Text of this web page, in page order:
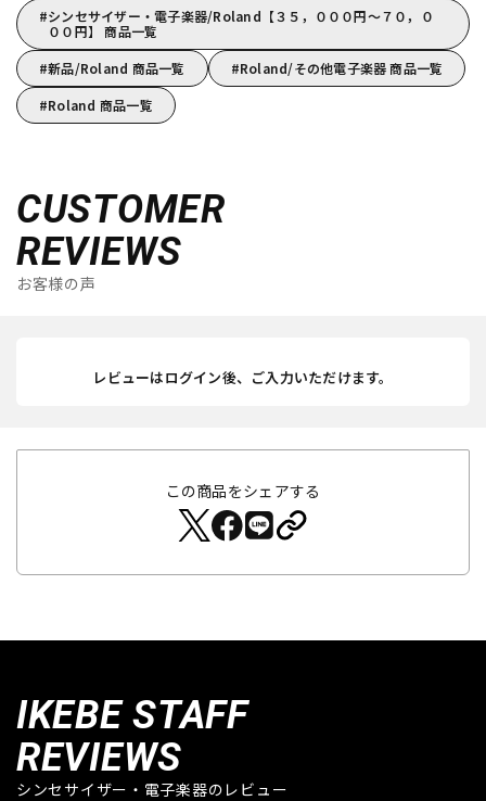
シンセサイザー・電子楽器/Roland【３５，０００円～７０，０
００円】 商品一覧
新品/Roland 商品一覧
Roland/その他電子楽器 商品一覧
Roland 商品一覧
CUSTOMER
REVIEWS
お客様の声
レビューはログイン後、ご入力いただけます。
この商品をシェアする
IKEBE STAFF
REVIEWS
シンセサイザー・電子楽器のレビュー